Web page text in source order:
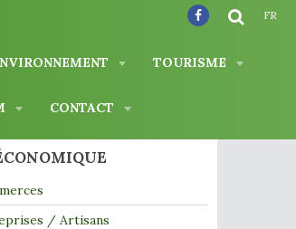
TOURISME
CONTACT
FR
/ Artisans